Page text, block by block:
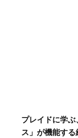
プレイドに学
ス」が機能す